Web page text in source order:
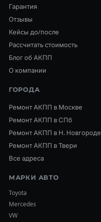
Гарантия
Отзывы
Кейсы до/после
Рассчитать стоимость
Блог об АКПП
О компании
ГОРОДА
Ремонт АКПП в Москве
Ремонт АКПП в СПб
Ремонт АКПП в Н. Новгороде
Ремонт АКПП в Твери
Все адреса
МАРКИ АВТО
Toyota
Mercedes
VW